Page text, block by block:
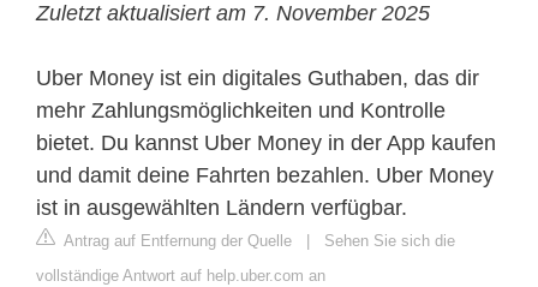
Zuletzt aktualisiert am 7. November 2025
Uber Money ist ein digitales Guthaben, das dir
mehr Zahlungsmöglichkeiten und Kontrolle
bietet. Du kannst Uber Money in der App kaufen
und damit deine Fahrten bezahlen. Uber Money
ist in ausgewählten Ländern verfügbar.
Antrag auf Entfernung der Quelle
Sehen Sie sich die
vollständige Antwort auf help.uber.com an